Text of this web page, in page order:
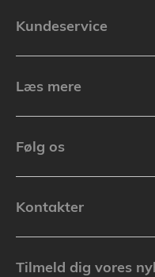
Kundeservice
Læs mere
Følg os
Kontakter
Tilmeld dig vores